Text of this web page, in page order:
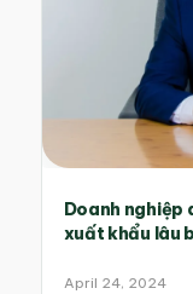
Doanh nghiệp
xuất khẩu lâu
April 24, 2024